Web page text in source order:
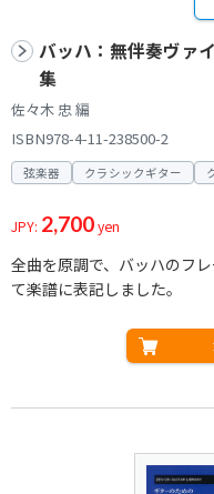
バッハ：無伴奏ヴァ
集
佐々木 忠 編
ISBN978-4-11-238500-2
弦楽器 クラシックギター
JPY: 2,700yen
全曲を原調で、バッハのフ
て楽譜に表記しました。